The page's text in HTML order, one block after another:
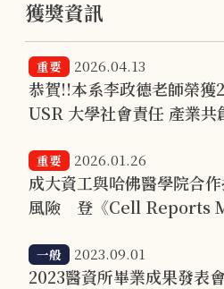
獲獎資訊
重要 2026.04.13
恭賀!!本系李政德老師榮獲
重要 2026.01.26
成大資工與哈佛醫學院合
風險 登《Cell Reports
一般 2023.09.01
2023醫資所畢業成果發表